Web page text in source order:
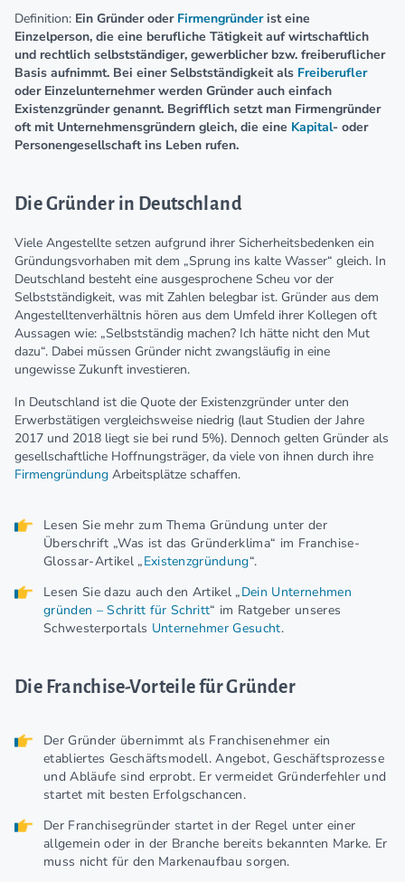
Definition: Ein Gründer oder Firmengründerist eine
Einzelperson, die eine berufliche Tätigkeit auf wirtschaftlich
und rechtlich selbstständiger, gewerblicher bzw. freiberuflicher
Basis aufnimmt. Bei einer Selbstständigkeit als Freiberufler
oder Einzelunternehmer werden Gründer auch einfach
Existenzgründer genannt. Begrifflich setzt man Firmengründer
oft mit Unternehmensgründern gleich, die eine Kapital- oder
Personengesellschaft ins Leben rufen.
Die Gründer in Deutschland
Viele Angestellte setzen aufgrund ihrer Sicherheitsbedenken ein
Gründungsvorhaben mit dem „Sprung ins kalte Wasser“ gleich. In
Deutschland besteht eine ausgesprochene Scheu vor der
Selbstständigkeit, was mit Zahlen belegbar ist. Gründer aus dem
Angestelltenverhältnis hören aus dem Umfeld ihrer Kollegen oft
Aussagen wie: „Selbstständig machen? Ich hätte nicht den Mut
dazu“. Dabei müssen Gründer nicht zwangsläufig in eine
ungewisse Zukunft investieren.
In Deutschland ist die Quote der Existenzgründer unter den
Erwerbstätigen vergleichsweise niedrig (laut Studien der Jahre
2017 und 2018 liegt sie bei rund 5%). Dennoch gelten Gründer als
gesellschaftliche Hoffnungsträger, da viele von ihnen durch ihre
Firmengründung Arbeitsplätze schaffen.
Lesen Sie mehr zum Thema Gründung unter der
Überschrift „Was ist das Gründerklima“ im Franchise-
Glossar-Artikel „Existenzgründung“.
Lesen Sie dazu auch den Artikel „Dein Unternehmen
gründen – Schritt für Schritt“ im Ratgeber unseres
Schwesterportals Unternehmer Gesucht.
Die Franchise-Vorteile für Gründer
Der Gründer übernimmt als Franchisenehmer ein
etabliertes Geschäftsmodell. Angebot, Geschäftsprozesse
und Abläufe sind erprobt. Er vermeidet Gründerfehler und
startet mit besten Erfolgschancen.
Der Franchisegründer startet in der Regel unter einer
allgemein oder in der Branche bereits bekannten Marke. Er
muss nicht für den Markenaufbau sorgen.